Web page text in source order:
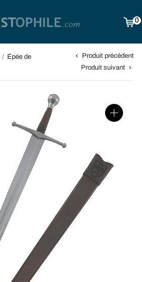
0
/ Épée de
Produit précédent
Produit suivant